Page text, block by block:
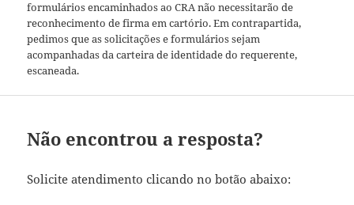
formulários encaminhados ao CRA não necessitarão de
reconhecimento de firma em cartório. Em contrapartida,
pedimos que as solicitações e formulários sejam
acompanhadas da carteira de identidade do requerente,
escaneada.
Não encontrou a resposta?
Solicite atendimento clicando no botão abaixo: